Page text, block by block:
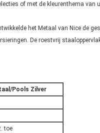
of met de kleurenthema van
het Metaal van Nice de
De roestvrij
Pools Zilver
toe